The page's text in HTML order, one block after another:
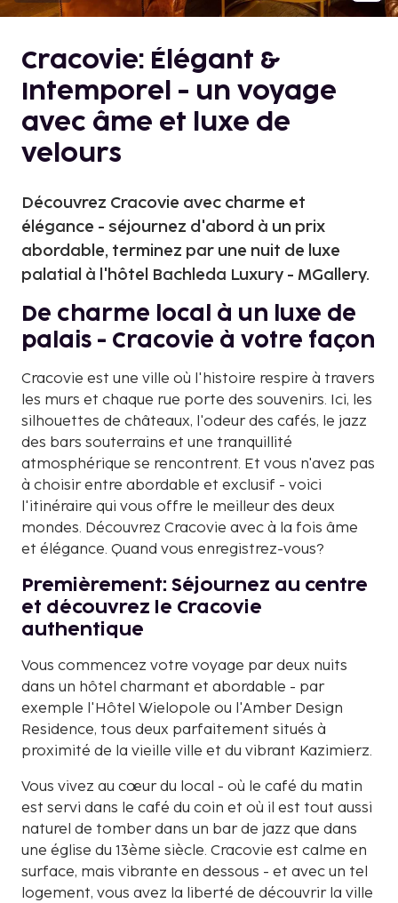
Cracovie: Élégant &
Intemporel - un voyage
avec âme et luxe de
velours
Découvrez Cracovie avec charme et
élégance - séjournez d'abord à un prix
abordable, terminez par une nuit de luxe
palatial à l'hôtel Bachleda Luxury - MGallery.
De charme local à un luxe de
palais - Cracovie à votre façon
Cracovie est une ville où l'histoire respire à travers
les murs et chaque rue porte des souvenirs. Ici, les
silhouettes de châteaux, l'odeur des cafés, le jazz
des bars souterrains et une tranquillité
atmosphérique se rencontrent. Et vous n'avez pas
à choisir entre abordable et exclusif - voici
l'itinéraire qui vous offre le meilleur des deux
mondes. Découvrez Cracovie avec à la fois âme
et élégance. Quand vous enregistrez-vous?
Premièrement: Séjournez au centre
et découvrez le Cracovie
authentique
Vous commencez votre voyage par deux nuits
dans un hôtel charmant et abordable - par
exemple l'Hôtel Wielopole ou l'Amber Design
Residence, tous deux parfaitement situés à
proximité de la vieille ville et du vibrant Kazimierz.
Vous vivez au cœur du local - où le café du matin
est servi dans le café du coin et où il est tout aussi
naturel de tomber dans un bar de jazz que dans
une église du 13ème siècle. Cracovie est calme en
surface, mais vibrante en dessous - et avec un tel
logement, vous avez la liberté de découvrir la ville